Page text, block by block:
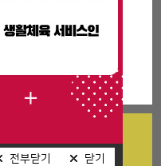
전부닫기 닫기
2025-04-25